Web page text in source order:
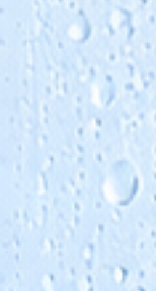
Bereich von 2–4 mg/l
Anlagenzulauf. Die
Dosierung hängt jedoch
Ausbeute, Membrantyp
Für eine gleichmäßige
empfehlen wir eine
komplette
Dosierung, gute
geeignete Einbindung
oder Hochdruckpumpe.
Antiscalants müssen
Wasserqualität und
Viele Produkte sind für
Hersteller geeignet,